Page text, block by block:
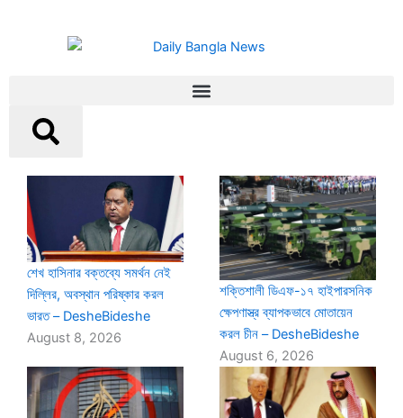
শেখ হাসিনার বক্তব্যে সমর্থন নেই
দিল্লির, অবস্থান পরিষ্কার করল
ভারত – DesheBideshe
August 8, 2026
শক্তিশালী ডিএফ-১৭ হাইপারসনিক
ক্ষেপণাস্ত্র ব্যাপকভাবে মোতায়েন
করল চীন – DesheBideshe
August 6, 2026
Page